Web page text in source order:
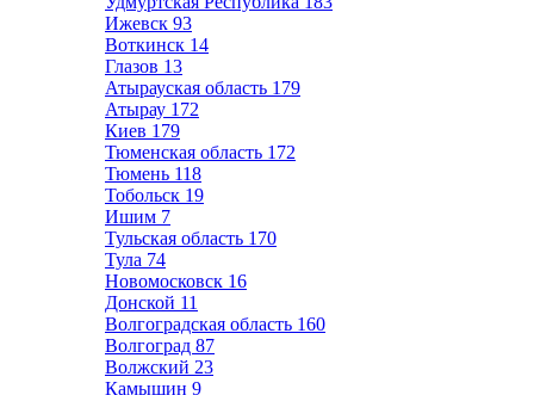
Ижевск 93
Воткинск 14
Глазов 13
Атырауская область 179
Атырау 172
Киев 179
Тюменская область 172
Тюмень 118
Тобольск 19
Ишим 7
Тульская область 170
Тула 74
Новомосковск 16
Донской 11
Волгоградская область 160
Волгоград 87
Волжский 23
Камышин 9